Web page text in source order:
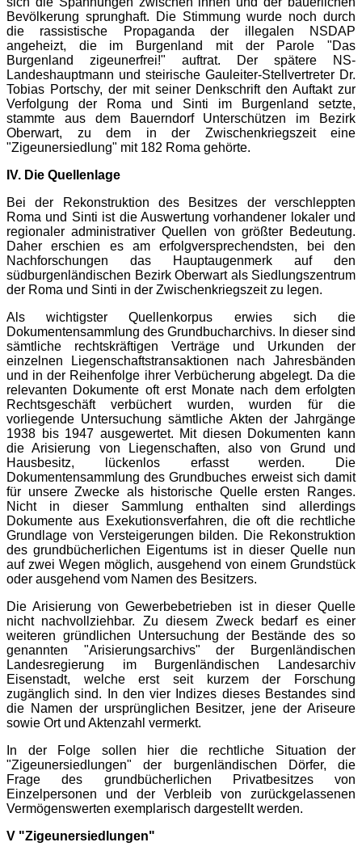
Bevölkerung sprunghaft. Die Stimmung wurde noch durch
die rassistische Propaganda der illegalen NSDAP
angeheizt, die im Burgenland mit der Parole "Das
Burgenland zigeunerfrei!" auftrat. Der spätere NS-
Landeshauptmann und steirische Gauleiter-Stellvertreter Dr.
Tobias Portschy, der mit seiner Denkschrift den Auftakt zur
Verfolgung der Roma und Sinti im Burgenland setzte,
stammte aus dem Bauerndorf Unterschützen im Bezirk
Oberwart, zu dem in der Zwischenkriegszeit eine
"Zigeunersiedlung" mit 182 Roma gehörte.
IV. Die Quellenlage
Bei der Rekonstruktion des Besitzes der verschleppten
Roma und Sinti ist die Auswertung vorhandener lokaler und
regionaler administrativer Quellen von größter Bedeutung.
Daher erschien es am erfolgversprechendsten, bei den
Nachforschungen das Hauptaugenmerk auf den
südburgenländischen Bezirk Oberwart als Siedlungszentrum
der Roma und Sinti in der Zwischenkriegszeit zu legen.
Als wichtigster Quellenkorpus erwies sich die
Dokumentensammlung des Grundbucharchivs. In dieser sind
sämtliche rechtskräftigen Verträge und Urkunden der
einzelnen Liegenschaftstransaktionen nach Jahresbänden
und in der Reihenfolge ihrer Verbücherung abgelegt. Da die
relevanten Dokumente oft erst Monate nach dem erfolgten
Rechtsgeschäft verbüchert wurden, wurden für die
vorliegende Untersuchung sämtliche Akten der Jahrgänge
1938 bis 1947 ausgewertet. Mit diesen Dokumenten kann
die Arisierung von Liegenschaften, also von Grund und
Hausbesitz, lückenlos erfasst werden. Die
Dokumentensammlung des Grundbuches erweist sich damit
für unsere Zwecke als historische Quelle ersten Ranges.
Nicht in dieser Sammlung enthalten sind allerdings
Dokumente aus Exekutionsverfahren, die oft die rechtliche
Grundlage von Versteigerungen bilden. Die Rekonstruktion
des grundbücherlichen Eigentums ist in dieser Quelle nun
auf zwei Wegen möglich, ausgehend von einem Grundstück
oder ausgehend vom Namen des Besitzers.
Die Arisierung von Gewerbebetrieben ist in dieser Quelle
nicht nachvollziehbar. Zu diesem Zweck bedarf es einer
weiteren gründlichen Untersuchung der Bestände des so
genannten "Arisierungsarchivs" der Burgenländischen
Landesregierung im Burgenländischen Landesarchiv
Eisenstadt, welche erst seit kurzem der Forschung
zugänglich sind. In den vier Indizes dieses Bestandes sind
die Namen der ursprünglichen Besitzer, jene der Ariseure
sowie Ort und Aktenzahl vermerkt.
In der Folge sollen hier die rechtliche Situation der
"Zigeunersiedlungen" der burgenländischen Dörfer, die
Frage des grundbücherlichen Privatbesitzes von
Einzelpersonen und der Verbleib von zurückgelassenen
Vermögenswerten exemplarisch dargestellt werden.
V "Zigeunersiedlungen"